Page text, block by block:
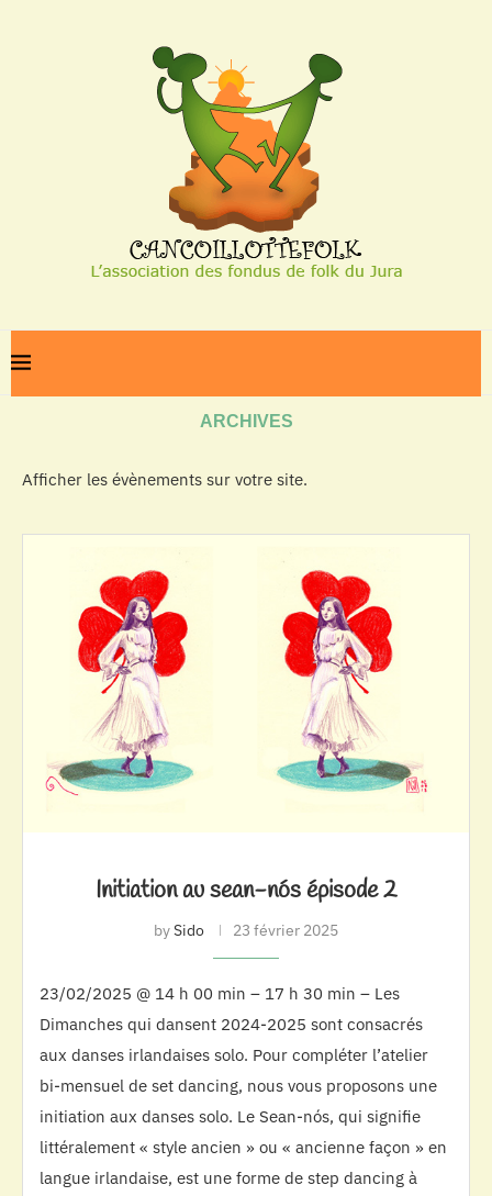
ARCHIVES
Afficher les évènements sur votre site.
Initiation au sean-nós épisode 2
bySido 23 février 2025
23/02/2025 @ 14 h 00 min – 17 h 30 min – Les
Dimanches qui dansent 2024-2025 sont consacrés
aux danses irlandaises solo. Pour compléter l’atelier
bi-mensuel de set dancing, nous vous proposons une
initiation aux danses solo. Le Sean-nós, qui signifie
littéralement « style ancien » ou « ancienne façon » en
langue irlandaise, est une forme de step dancing à